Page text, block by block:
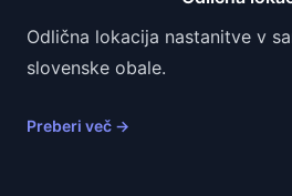
Odlična lokacija nastanitve v
slovenske obale.
Preberi več →